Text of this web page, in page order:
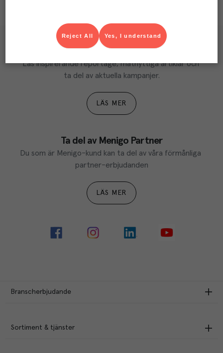
Våra kundtidningar
Läs inspirerande reportage, matnyttiga artiklar och
ta del av aktuella kampanjer.
LÄS MER
Ta del av Menigo Partner
Du som är Menigo-kund kan ta del av våra förmånliga
partner-erbjudanden
LÄS MER
Branscherbjudande
Sortiment & tjänster
Yes, I understand
Reject All